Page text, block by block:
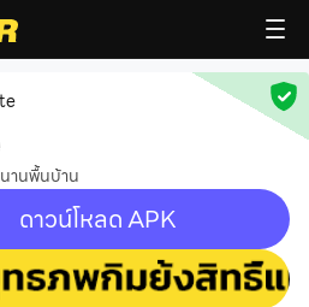
านพื้นบ้าน
ดาวน์โหลด APK